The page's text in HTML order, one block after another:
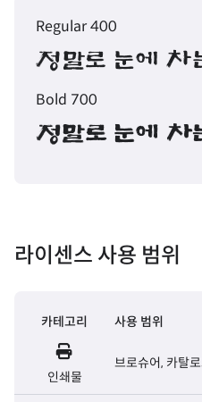
Regular 400
정말로 눈에 차
Bold 700
정말로 눈에 차
라이센스 사용 범위
카테고리 사용 범위
인쇄물
브로슈어, 카탈